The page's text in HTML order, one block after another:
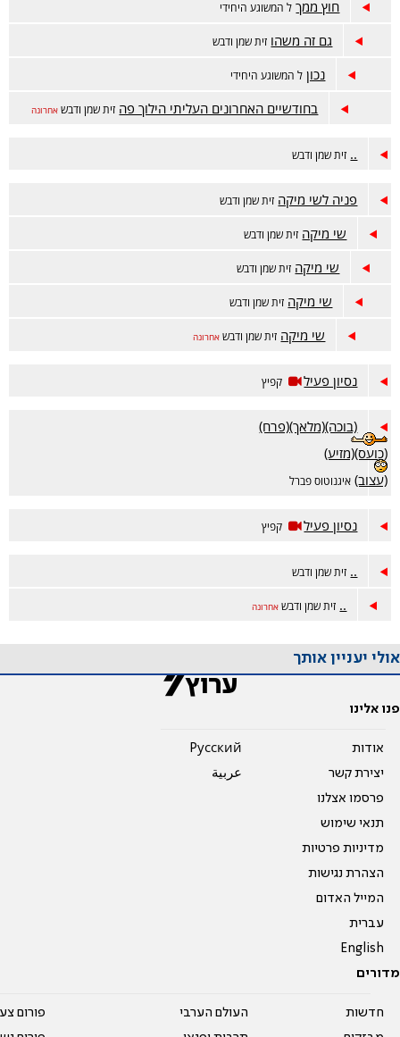
חוץ ממך ל המשוגע היחידי
גם זה משהו זית שמן ודבש
נכון ל המשוגע היחידי
בחודשיים האחרונים העליתי הילוך פה זית שמן ודבש אחרונה
.. זית שמן ודבש
פניה לשי מיקה זית שמן ודבש
שי מיקה זית שמן ודבש
שי מיקה זית שמן ודבש
שי מיקה זית שמן ודבש
שי מיקה זית שמן ודבש אחרונה
נסיון פעיל קפיץ
(בוכה)(מלאך)(פרח)
(כועס)(מזיע)
(עצוב) איגנוטוס פברל
נסיון פעיל קפיץ
.. זית שמן ודבש
.. זית שמן ודבש אחרונה
אולי יעניין אותך
פנו אלינו
אודות
יצירת קשר
פרסמו אצלנו
תנאי שימוש
מדיניות פרטיות
הצהרת נגישות
המייל האדום
עברית
English
Pусский
عربية
מדורים
חדשות
העולם הערבי
פורום